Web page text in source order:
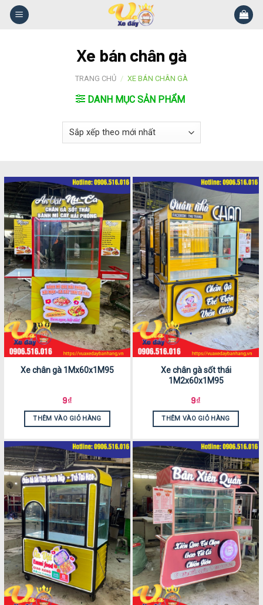
Skip
Xe bán chân gà
TRANG CHỦ / XE BÁN CHÂN GÀ
DANH MỤC SẢN PHẨM
Xe chân gà 1Mx60x1M95
9₫
THÊM VÀO GIỎ HÀNG
Xe chân gà sốt thái
1M2x60x1M95
9₫
THÊM VÀO GIỎ HÀNG